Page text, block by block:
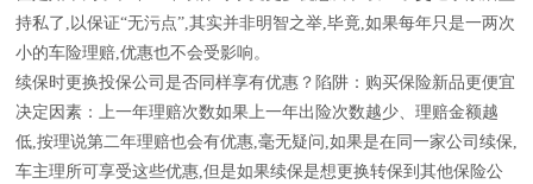
持私了,以保证“无污点”,其实并非明智之举,毕竟,如果每年只是一两次
小的车险理赔,优惠也不会受影响。
续保时更换投保公司是否同样享有优惠？陷阱：购买保险新品更便宜
决定因素：上一年理赔次数如果上一年出险次数越少、理赔金额越
低,按理说第二年理赔也会有优惠,毫无疑问,如果是在同一家公司续保,
车主理所可享受这些优惠,但是如果续保是想更换转保到其他保险公